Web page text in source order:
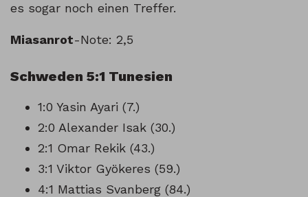
es sogar noch einen Treffer.
Miasanrot-Note: 2,5
Schweden 5:1 Tunesien
1:0 Yasin Ayari (7.)
2:0 Alexander Isak (30.)
2:1 Omar Rekik (43.)
3:1 Viktor Gyökeres (59.)
4:1 Mattias Svanberg (84.)